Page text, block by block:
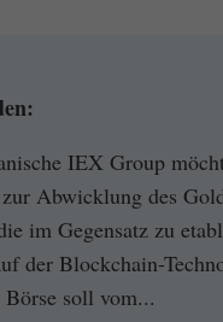
IEX Group
Abwicklung des
im Gegensatz zu
der Blockchain-
soll vom...